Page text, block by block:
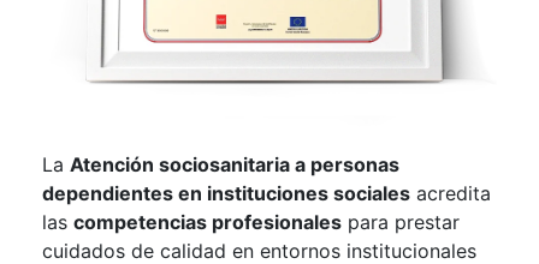
La Atención sociosanitaria a personas
dependientes en instituciones sociales acredita
las competencias profesionales para prestar
cuidados de calidad en entornos institucionales